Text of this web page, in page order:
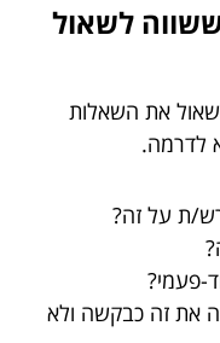
שאלות ששווה לשאול
את השאלות
לדרמה.
ת על זה?
פעמי?
ה את זה כבקשה ולא